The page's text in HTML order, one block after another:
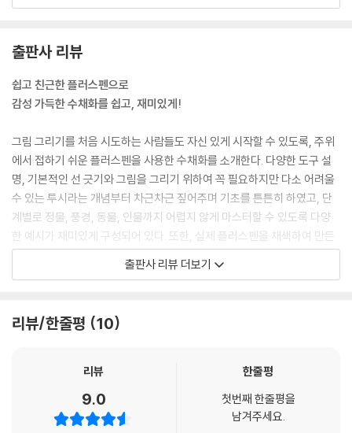
--- 「플러스펜 드로잉 선 긋기 연습」 중에서
쉽게 그릴 수 있을 것 같은 머그잔을 그려도 어색하게 표현되는 경우가 많
다. 어딘가 이상하다는 것을 알지만 어떻게 그려야 할지 막막하다. 이상하
다고 느끼는 대부분 원인은 소실점을 맞추지 않았을 확률이 높다. 소실점
은 모든 물체가 가진 것이고 물체의 연장선을 그어보았을 때 만나는 점을
말한다. 프레임 안 물체를 그릴 때 그리는 사람의 시선 각도나 방향에 따라
소실점이 1, 2, 3개 생기고 이는 1점 투시, 2점 투시, 3점 투시의 개념을 가
지게 된다.
--- 「사물과 풍경의 표현」 중에서
각각의 크기나 표현의 차이일 뿐 거의 모든 고양이는 이렇게 그릴 수가 있
다. 이렇게 그려진 기본 얼굴 모양에 내 고양이의 서로 다른 특징적인 무늬
다른 무늬를 표현해 보는 연습도 효과적이다
출판사 리뷰
쉽고 친근한 플러스펜으로
감성 가득한 수채화를 쉽고, 재미있게!
그림 그리기를 처음 시도하는 사람들도 자신 있게 시작할 수 있도록, 주위
에서 접하기 쉬운 플러스펜을 사용한 수채화를 소개한다. 다양한 도구 설
명, 기본적인 선 긋기와 그림을 그리기 위하여 꼭 필요하지만 다소 어려울
수 있는 투시라는 개념부터 차근차근 짚어주며 기초를 튼튼히 하였고, 단
계별로 정물, 풍경, 동물, 인물까지 어렵지 않게 마스터할 수 있도록 다양
한 예시가 재미있게 구성되어 있다. 또한, 실제 플러스펜을 채색하여 만든
컬러 칩이 예시마다 함께 하여 수채화를 처음 시작하는 사람들도 색을 가
늠하기에 좋다. 무엇보다 실제 수채화 용지로 사용하는 고급 미술 용지 16
일상 속 사랑하는 것들을
타임을 만들어 주는 책이다. 그림과 색은 전문 테라피 분야가 있을 정도로
스트레스를 완화하고 감정을 다스리는데 탁월하다. 마음이 가는 대로 그리
출판사 리뷰 더보기
리뷰/한줄평 10
리뷰
9.0
한줄평
첫번째 한줄평을
남겨주세요.